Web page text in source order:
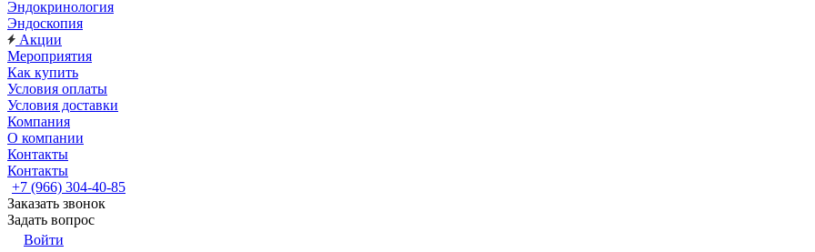
Эндокринология
Эндоскопия
Акции
Мероприятия
Как купить
Условия оплаты
Условия доставки
Компания
О компании
Контакты
Контакты
+7 (966) 304-40-85
Заказать звонок
Задать вопрос
Войти